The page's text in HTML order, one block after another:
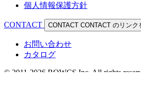
個人情報保護方針
CONTACT CONTACT CONTACT のリンク
お問い合わせ
カタログ
© 2011-2026 BOWCS Inc. All rights